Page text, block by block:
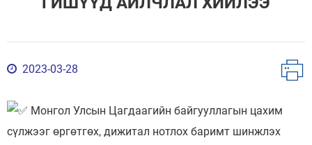
2023-03-28
Монгол Улсын Цагдаагийн байгууллагын цахим
сүлжээг өргөтгөх, дижитал нотлох баримт шинжлэх